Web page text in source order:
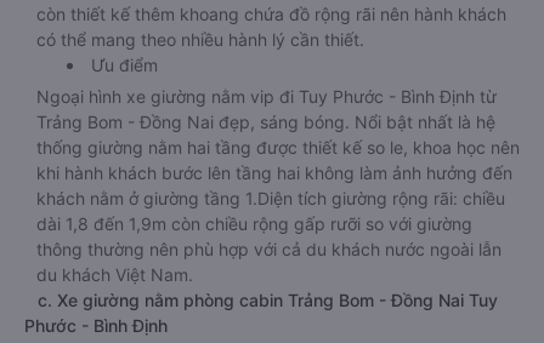
còn thiết kế thêm khoang chứa đồ rộng rãi nên hành khách
có thể mang theo nhiều hành lý cần thiết.
Ưu điểm
Ngoại hình xe giường nằm vip đi Tuy Phước - Bình Định từ
Trảng Bom - Đồng Nai đẹp, sáng bóng. Nổi bật nhất là hệ
thống giường nằm hai tầng được thiết kế so le, khoa học nên
khi hành khách bước lên tầng hai không làm ảnh hưởng đến
khách nằm ở giường tầng 1.Diện tích giường rộng rãi: chiều
dài 1,8 đến 1,9m còn chiều rộng gấp rưỡi so với giường
thông thường nên phù hợp với cả du khách nước ngoài lẫn
du khách Việt Nam.
c. Xe giường nằm phòng cabin Trảng Bom - Đồng Nai Tuy
Phước - Bình Định